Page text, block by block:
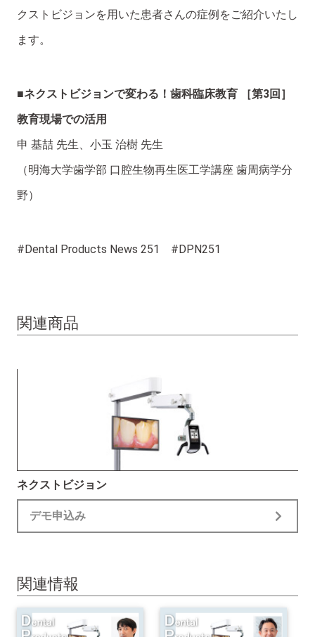
クストビジョンを用いた患者さんの症例をご紹介いたし
ます。
■ネクストビジョンで変わる！歯科臨床教育 ［第3回］
教育現場での活用
申 基喆 先生、小玉 治樹 先生
（明海大学歯学部 口腔生物再生医工学講座 歯周病学分
野）
#Dental Products News 251 #DPN251
関連商品
ネクストビジョン
デモ申込み
関連情報